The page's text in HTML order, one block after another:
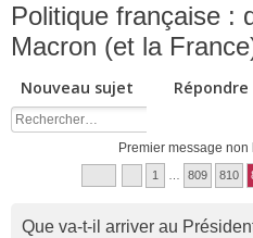
Politique française :
Macron (et la
Nouveau sujet Répondre
Premier message non
1 809 810
Que va-t-il arriver au